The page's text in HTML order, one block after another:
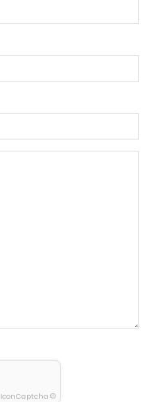
IconCaptcha ©